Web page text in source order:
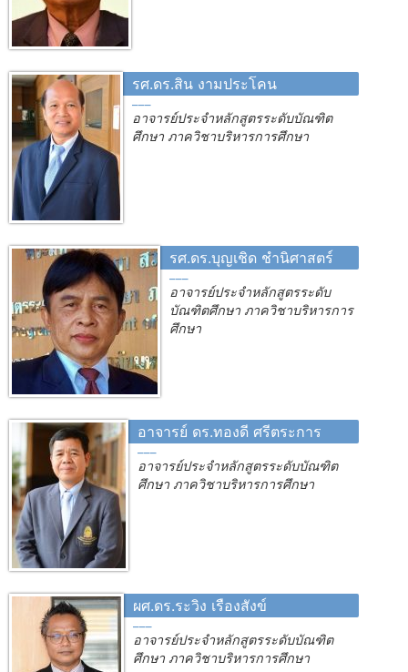
รศ.ดร.สิน งามประโคน
อาจารย์ประจำหลักสูตรระดับบัณฑิต
ศึกษา ภาควิชาบริหารการศึกษา
รศ.ดร.บุญเชิด ชำนิศาสตร์
อาจารย์ประจำหลักสูตรระดับ
บัณฑิตศึกษา ภาควิชาบริหารการ
ศึกษา
อาจารย์ ดร.ทองดี ศรีตระการ
อาจารย์ประจำหลักสูตรระดับบัณฑิต
ศึกษา ภาควิชาบริหารการศึกษา
ผศ.ดร.ระวิง เรืองสังข์
อาจารย์ประจำหลักสูตรระดับบัณฑิต
ศึกษา ภาควิชาบริหารการศึกษา